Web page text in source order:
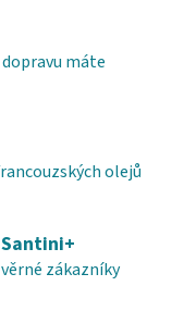
máte
olejů
zákazníky